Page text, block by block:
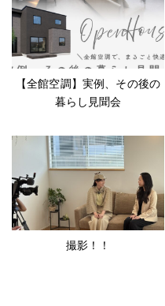
【全館空調】実例、その後の
暮らし見聞会
撮影！！